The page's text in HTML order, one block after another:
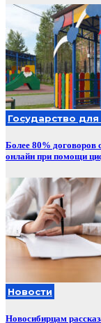
Государство
Более 80% договоров
онлайн при помощи
Новости
Новосибирцам